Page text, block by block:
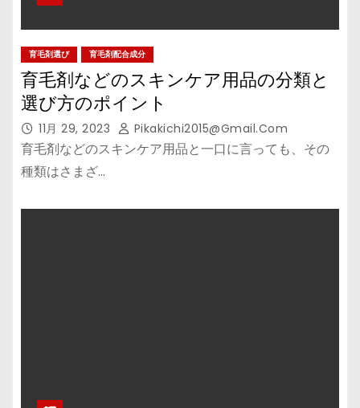
育毛剤選び 育毛剤配合成分
育毛剤などのスキンケア用品の分類と
選び方のポイント
11月 29, 2023 Pikakichi2015@gmail.com
育毛剤などのスキンケア用品と一口に言っても、その
種類はさまざ…